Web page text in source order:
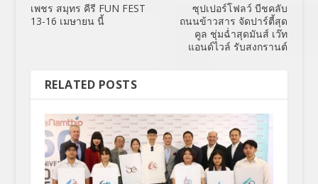
เพชร สมุทร คีรี FUN FEST
13-16 เมษายน นี้
ซุปเปอร์โฟลว์ บีชคลับ
ถนนข้าวสาร จัดปาร์ตี้สุด
คูล ชุ่มฉ่ำสุดมันส์ เว๊ท
แอนด์ไวล์ รับสงกรานต์
RELATED POSTS